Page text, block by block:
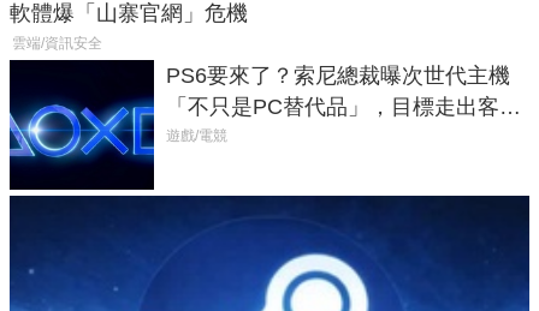
軟體爆「山寨官網」危機
雲端/資訊安全
PS6要來了？索尼總裁曝次世代主機
「不只是PC替代品」，目標走出客
廳、進軍電競桌面
遊戲/電競